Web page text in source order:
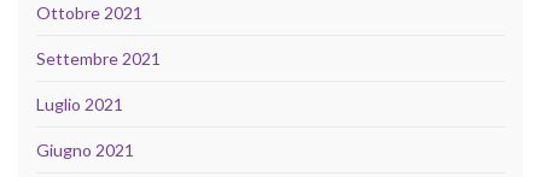
Ottobre 2021
Settembre 2021
Luglio 2021
Giugno 2021